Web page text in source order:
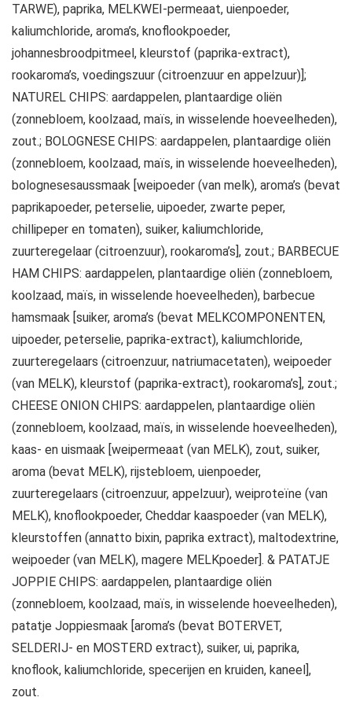
TARWE), paprika, MELKWEI-permeaat, uienpoeder,
kaliumchloride, aroma’s, knoflookpoeder,
johannesbroodpitmeel, kleurstof (paprika-extract),
rookaroma’s, voedingszuur (citroenzuur en appelzuur)];
NATUREL CHIPS: aardappelen, plantaardige oliën
(zonnebloem, koolzaad, maïs, in wisselende hoeveelheden),
zout.; BOLOGNESE CHIPS: aardappelen, plantaardige oliën
(zonnebloem, koolzaad, maïs, in wisselende hoeveelheden),
bolognesesaussmaak [weipoeder (van melk), aroma’s (bevat
paprikapoeder, peterselie, uipoeder, zwarte peper,
chillipeper en tomaten), suiker, kaliumchloride,
zuurteregelaar (citroenzuur), rookaroma’s], zout.; BARBECUE
HAM CHIPS: aardappelen, plantaardige oliën (zonnebloem,
koolzaad, maïs, in wisselende hoeveelheden), barbecue
hamsmaak [suiker, aroma’s (bevat MELKCOMPONENTEN,
uipoeder, peterselie, paprika-extract), kaliumchloride,
zuurteregelaars (citroenzuur, natriumacetaten), weipoeder
(van MELK), kleurstof (paprika-extract), rookaroma’s], zout.;
CHEESE ONION CHIPS: aardappelen, plantaardige oliën
(zonnebloem, koolzaad, maïs, in wisselende hoeveelheden),
kaas- en uismaak [weipermeaat (van MELK), zout, suiker,
aroma (bevat MELK), rijstebloem, uienpoeder,
zuurteregelaars (citroenzuur, appelzuur), weiproteïne (van
MELK), knoflookpoeder, Cheddar kaaspoeder (van MELK),
kleurstoffen (annatto bixin, paprika extract), maltodextrine,
weipoeder (van MELK), magere MELKpoeder]. & PATATJE
JOPPIE CHIPS: aardappelen, plantaardige oliën
(zonnebloem, koolzaad, maïs, in wisselende hoeveelheden),
patatje Joppiesmaak [aroma’s (bevat BOTERVET,
SELDERIJ- en MOSTERD extract), suiker, ui, paprika,
knoflook, kaliumchloride, specerijen en kruiden, kaneel],
zout.